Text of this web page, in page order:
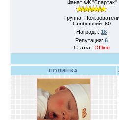
Фанат ФК "Спартак"
Группа: Пользователи
Сообщений: 60
Награды: 18
Репутация: 6
Статус: Offline
ПОЛИШКА